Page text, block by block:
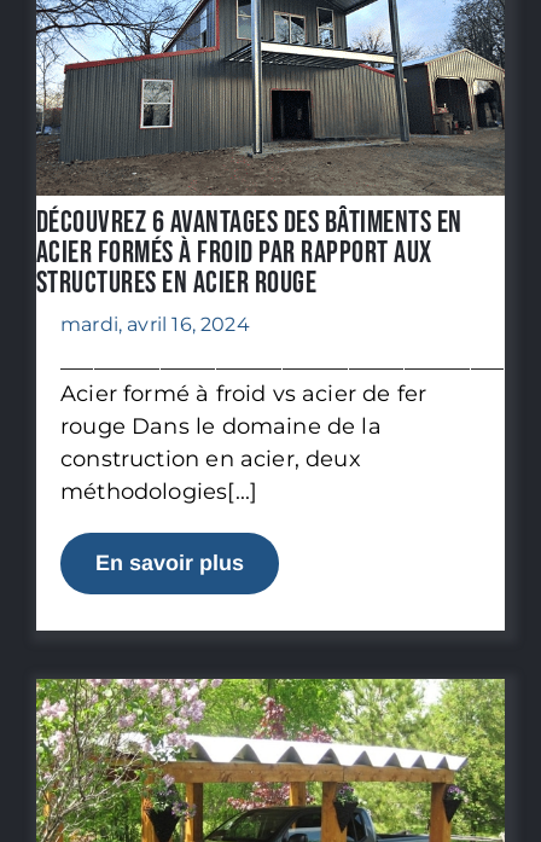
Découvrez 6 avantages des bâtiments en
acier formés à froid par rapport aux
structures en acier rouge
mardi, avril 16, 2024
Acier formé à froid vs acier de fer
rouge Dans le domaine de la
construction en acier, deux
méthodologies[...]
En savoir plus